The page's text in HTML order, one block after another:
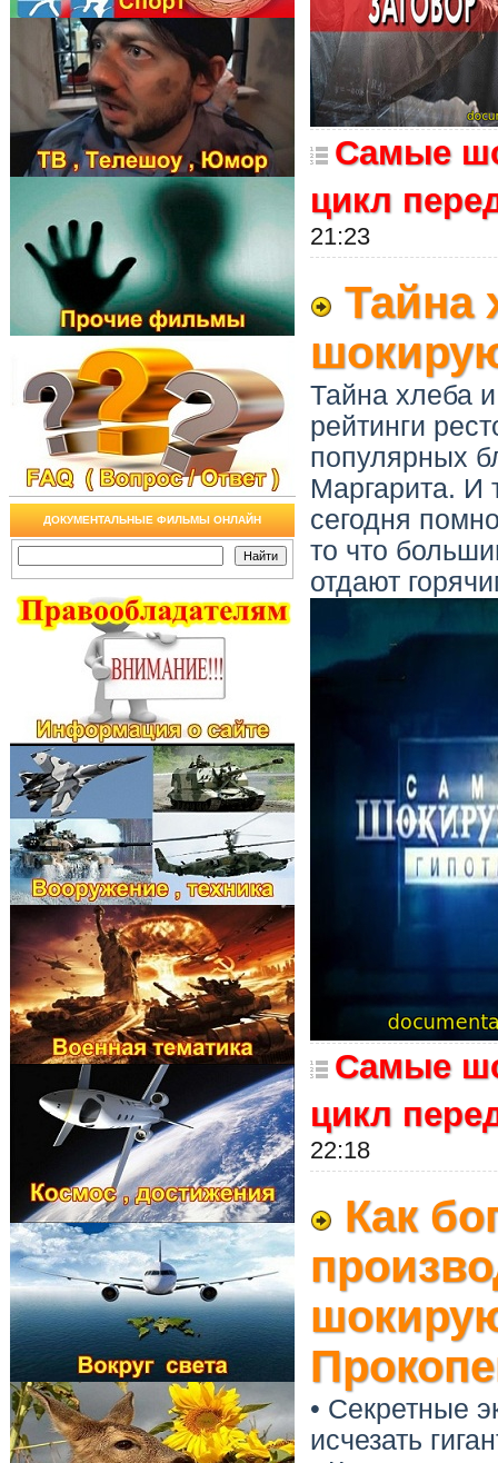
ДОКУМЕНТАЛЬНЫЕ ФИЛЬМЫ ОНЛАЙН
Самые
цикл
21:23
Тайна
Тайна хлеба
рейтинги
популярных
Маргарита. И
сегодня
то что
отдают
Самые
цикл
22:18
Как
• Секретные
исчезать